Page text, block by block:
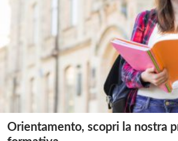
Orientamento, scopri la nostra